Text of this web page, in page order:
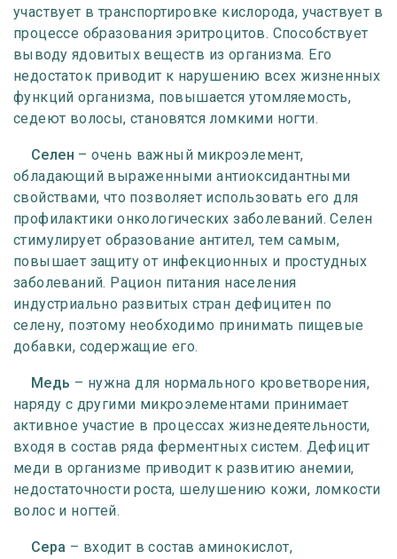
участвует в транспортировке кислорода, участвует в
процессе образования эритроцитов. Способствует
выводу ядовитых веществ из организма. Его
недостаток приводит к нарушению всех жизненных
функций организма, повышается утомляемость,
седеют волосы, становятся ломкими ногти.
Селен – очень важный микроэлемент,
обладающий выраженными антиоксидантными
свойствами, что позволяет использовать его для
профилактики онкологических заболеваний. Селен
стимулирует образование антител, тем самым,
повышает защиту от инфекционных и простудных
заболеваний. Рацион питания населения
индустриально развитых стран дефицитен по
селену, поэтому необходимо принимать пищевые
добавки, содержащие его.
Медь – нужна для нормального кроветворения,
наряду с другими микроэлементами принимает
активное участие в процессах жизнедеятельности,
входя в состав ряда ферментных систем. Дефицит
меди в организме приводит к развитию анемии,
недостаточности роста, шелушению кожи, ломкости
волос и ногтей.
Сера – входит в состав аминокислот,